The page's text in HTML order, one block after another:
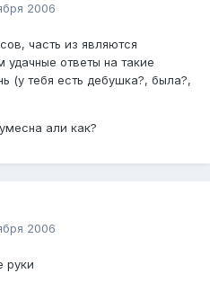
2006
часть из являются
ответы на такие
(у тебя есть дебушка?, была?,
али как?
2006
руки